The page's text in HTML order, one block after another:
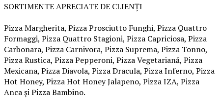
SORTIMENTE APRECIATE DE CLIENȚI
Pizza Margherita, Pizza Prosciutto Funghi, Pizza Quattro
Formaggi, Pizza Quattro Stagioni, Pizza Capriciosa, Pizza
Carbonara, Pizza Carnivora, Pizza Suprema, Pizza Tonno,
Pizza Rustica, Pizza Pepperoni, Pizza Vegetariană, Pizza
Mexicana, Pizza Diavola, Pizza Dracula, Pizza Inferno, Pizza
Hot Honey, Pizza Hot Honey Jalapeno, Pizza IZA, Pizza
Anca și Pizza Bambino.